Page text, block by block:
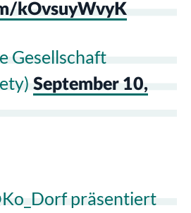
kOvsuyWvyK
Gesellschaft
September 10,
präsentiert